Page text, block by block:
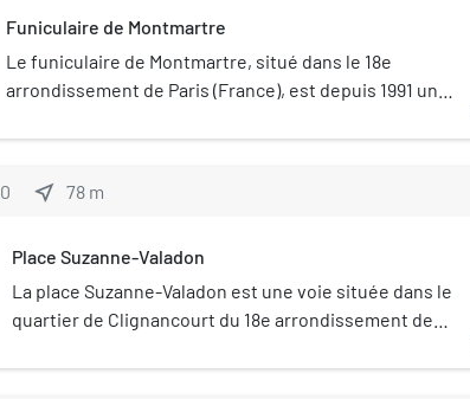
Funiculaire de Montmartre
Le funiculaire de Montmartre, situé dans le 18e
arrondissement de Paris (France), est depuis 1991 un
cabines permettant de monter au sommet de la butte
Cœur sans devoir emprunter l'escalier de 222
rénové en 1935 puis transformé en 1991. Long de cent-
huit mètres, il gravit les trente-six mètres de
dénivelée en moins d'une minute trente. Géré par la
parisiens, il a transporté un peu plus de 3 400 000
0 near_me 78 m
Place Suzanne-Valadon
La place Suzanne-Valadon est une voie située dans le
quartier de Clignancourt du 18e arrondissement de